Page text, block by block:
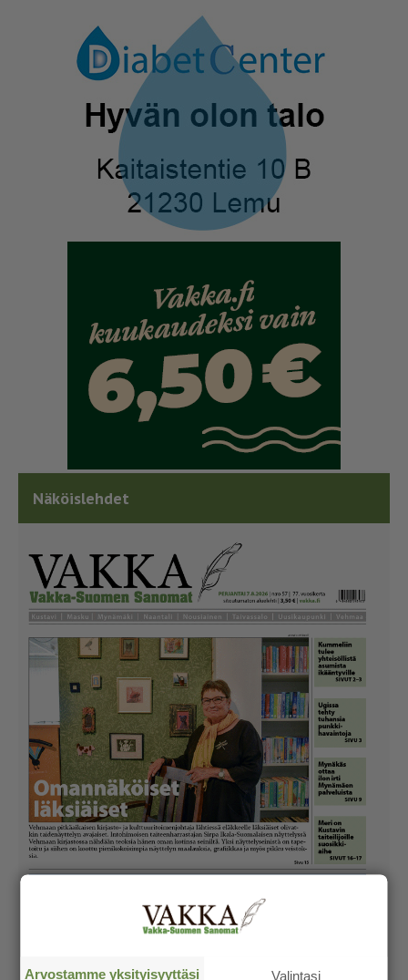
Näköislehdet
Arvostamme yksityisyyttäsi Valintasi